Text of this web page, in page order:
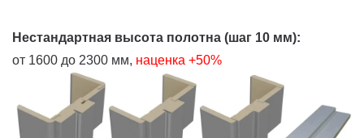
Нестандартная высота полотна (шаг 10 мм):
от 1600 до 2300 мм, наценка +50%